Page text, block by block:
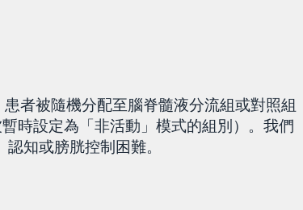
者被隨機分配至腦脊髓液分流組或對照組
時設定為「非活動」模式的組別）。我們
知或膀胱控制困難。